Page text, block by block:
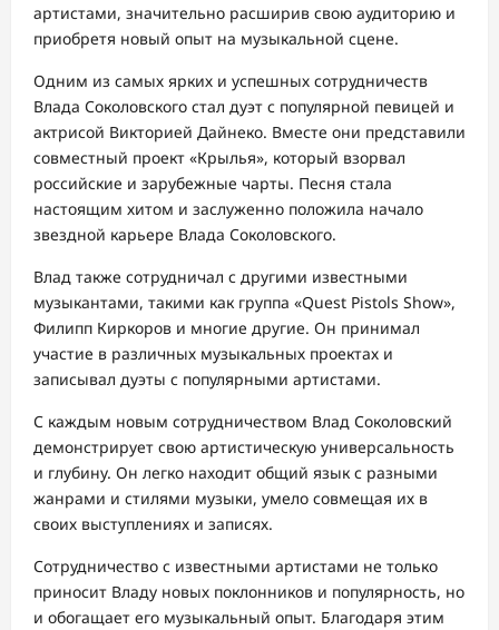
артистами, значительно расширив свою аудиторию и
приобретя новый опыт на музыкальной сцене.
Одним из самых ярких и успешных сотрудничеств
Влада Соколовского стал дуэт с популярной певицей и
актрисой Викторией Дайнеко. Вместе они представили
совместный проект «Крылья», который взорвал
российские и зарубежные чарты. Песня стала
настоящим хитом и заслуженно положила начало
звездной карьере Влада Соколовского.
Влад также сотрудничал с другими известными
музыкантами, такими как группа «Quest Pistols Show»,
Филипп Киркоров и многие другие. Он принимал
участие в различных музыкальных проектах и
записывал дуэты с популярными артистами.
С каждым новым сотрудничеством Влад Соколовский
демонстрирует свою артистическую универсальность
и глубину. Он легко находит общий язык с разными
жанрами и стилями музыки, умело совмещая их в
своих выступлениях и записях.
Сотрудничество с известными артистами не только
приносит Владу новых поклонников и популярность, но
и обогащает его музыкальный опыт. Благодаря этим